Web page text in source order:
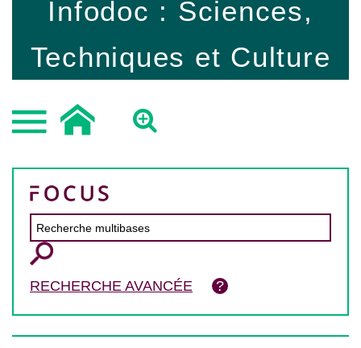
Infodoc : Sciences,
Techniques et Culture
RECHERCHE AVANCÉE